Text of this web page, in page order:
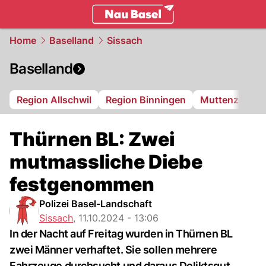
Home Baselland Sissach
Baselland
Region Allschwil Region Binningen Muttenz
Thürnen BL: Zwei
mutmassliche Diebe
festgenommen
Polizei Basel-Landschaft
Sissach, 11.10.2024 - 13:06
In der Nacht auf Freitag wurden in Thürnen BL
zwei Männer verhaftet. Sie sollen mehrere